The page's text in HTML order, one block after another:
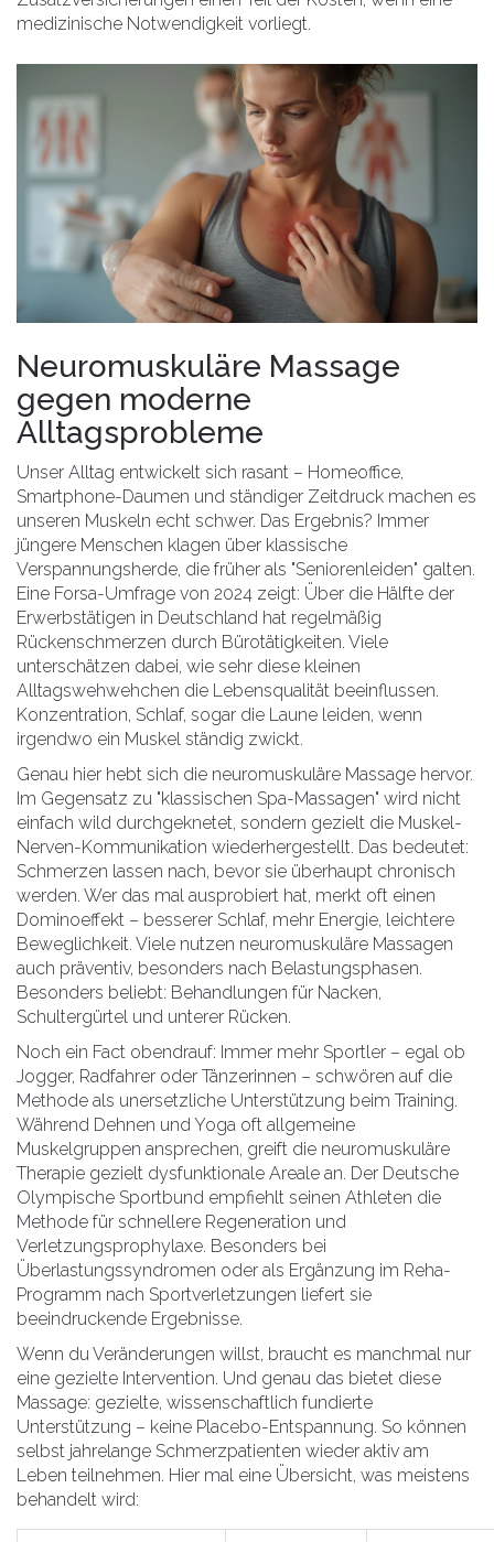
medizinische Notwendigkeit vorliegt.
Neuromuskuläre Massage
gegen moderne
Alltagsprobleme
Unser Alltag entwickelt sich rasant – Homeoffice,
Smartphone-Daumen und ständiger Zeitdruck machen es
unseren Muskeln echt schwer. Das Ergebnis? Immer
jüngere Menschen klagen über klassische
Verspannungsherde, die früher als "Seniorenleiden" galten.
Eine Forsa-Umfrage von 2024 zeigt: Über die Hälfte der
Erwerbstätigen in Deutschland hat regelmäßig
Rückenschmerzen durch Bürotätigkeiten. Viele
unterschätzen dabei, wie sehr diese kleinen
Alltagswehwehchen die Lebensqualität beeinflussen.
Konzentration, Schlaf, sogar die Laune leiden, wenn
irgendwo ein Muskel ständig zwickt.
Genau hier hebt sich die neuromuskuläre Massage hervor.
Im Gegensatz zu "klassischen Spa-Massagen" wird nicht
einfach wild durchgeknetet, sondern gezielt die Muskel-
Nerven-Kommunikation wiederhergestellt. Das bedeutet:
Schmerzen lassen nach, bevor sie überhaupt chronisch
werden. Wer das mal ausprobiert hat, merkt oft einen
Dominoeffekt – besserer Schlaf, mehr Energie, leichtere
Beweglichkeit. Viele nutzen neuromuskuläre Massagen
auch präventiv, besonders nach Belastungsphasen.
Besonders beliebt: Behandlungen für Nacken,
Schultergürtel und unterer Rücken.
Noch ein Fact obendrauf: Immer mehr Sportler – egal ob
Jogger, Radfahrer oder Tänzerinnen – schwören auf die
Methode als unersetzliche Unterstützung beim Training.
Während Dehnen und Yoga oft allgemeine
Muskelgruppen ansprechen, greift die neuromuskuläre
Therapie gezielt dysfunktionale Areale an. Der Deutsche
Olympische Sportbund empfiehlt seinen Athleten die
Methode für schnellere Regeneration und
Verletzungsprophylaxe. Besonders bei
Überlastungssyndromen oder als Ergänzung im Reha-
Programm nach Sportverletzungen liefert sie
beeindruckende Ergebnisse.
Wenn du Veränderungen willst, braucht es manchmal nur
eine gezielte Intervention. Und genau das bietet diese
Massage: gezielte, wissenschaftlich fundierte
Unterstützung – keine Placebo-Entspannung. So können
selbst jahrelange Schmerzpatienten wieder aktiv am
Leben teilnehmen. Hier mal eine Übersicht, was meistens
behandelt wird: